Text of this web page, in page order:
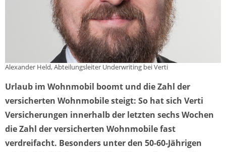
Alexander Held, Abteilungsleiter Underwriting bei Verti
Urlaub im Wohnmobil boomt und die Zahl der
versicherten Wohnmobile steigt: So hat sich Verti
Versicherungen innerhalb der letzten sechs Wochen
die Zahl der versicherten Wohnmobile fast
verdreifacht. Besonders unter den 50-60-Jährigen